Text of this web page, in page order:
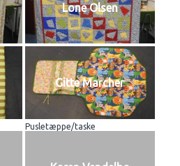
Lone Olsen
Gitte Marcher
Pusletæppe/taske